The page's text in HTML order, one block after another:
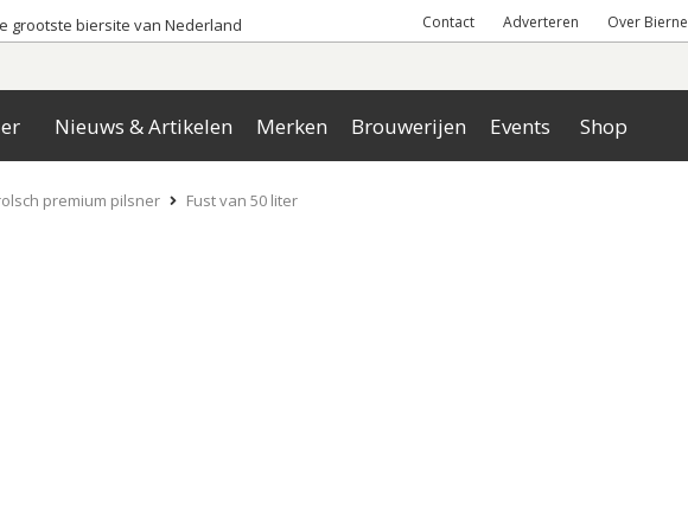
grootste biersite van Nederland Contact Adverteren Over
Nieuws & Artikelen Merken Brouwerijen Events Shop
premium pilsner Fust van 50 liter